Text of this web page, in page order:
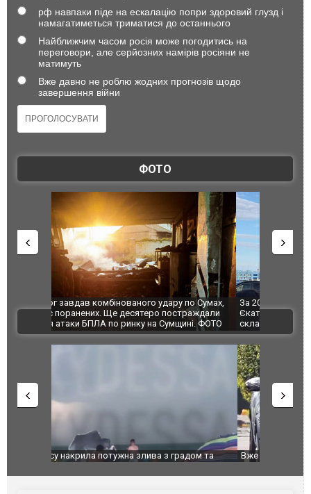
рф навпаки піде на ескалацію попри здоровий глузд і
намагатиметься триматися до останнього
Найближчим часом росія може погодитись на
переговори, але серйозних намірів росіяни не
матимуть
Вже давно не роблю жодних прогнозів щодо
завершення війни
ФОТО
За 2000 кілометрів від кордону з Україною: в
Єкатеринбурзі після атаки дронів загорівся
склад Wildberries. ФОТО. ВІДЕО
"Мої
ВІДЕО
Вже вивели на тести: Ferrari готує оновлення
Вийшов
фільму